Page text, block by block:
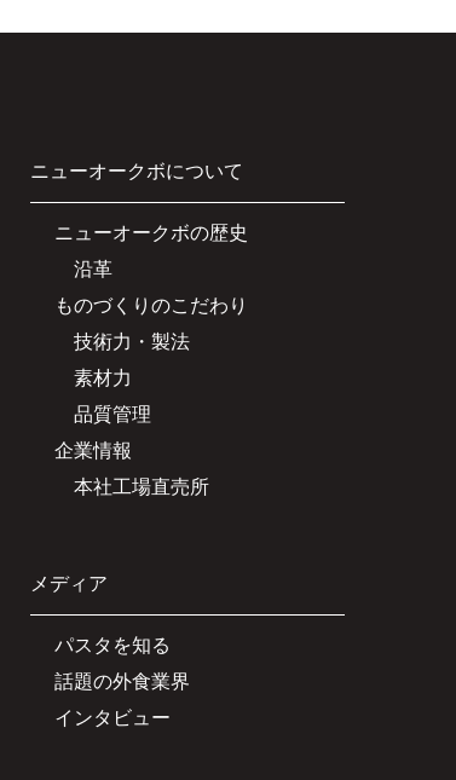
ニューオークボについて
ニューオークボの歴史
沿革
ものづくりのこだわり
技術力・製法
素材力
品質管理
企業情報
本社工場直売所
メディア
パスタを知る
話題の外食業界
インタビュー